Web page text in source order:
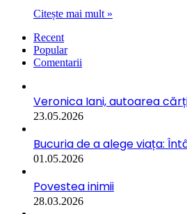
Citește mai mult »
Recent
Popular
Comentarii
Veronica Iani, autoarea
23.05.2026
Bucuria de a alege viața:
01.05.2026
Povestea inimii
28.03.2026